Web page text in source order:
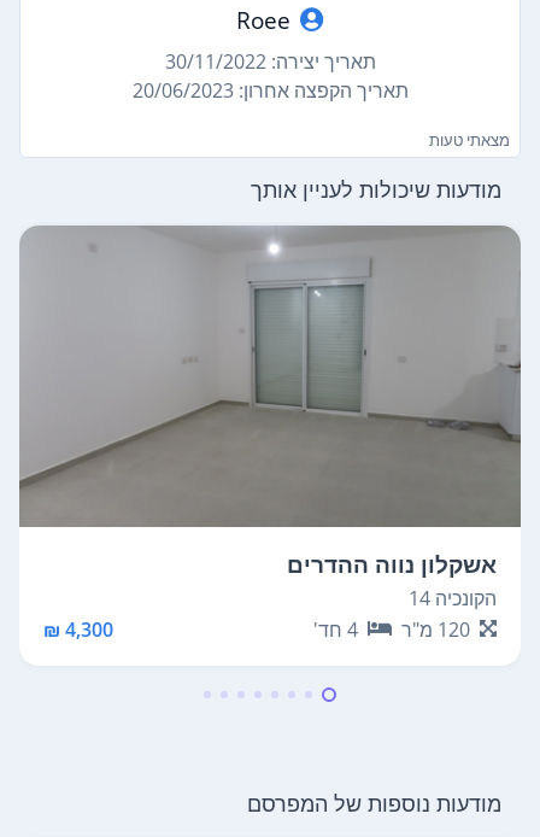
Roee
תאריך יצירה: 30/11/2022
תאריך הקפצה אחרון: 20/06/2023
מצאתי טעות
מודעות שיכולות לעניין אותך
אשקלון נווה ההדרים
הקונכיה 14
120 מ"ר 4 חד' 4,300 ₪
מודעות נוספות של המפרסם